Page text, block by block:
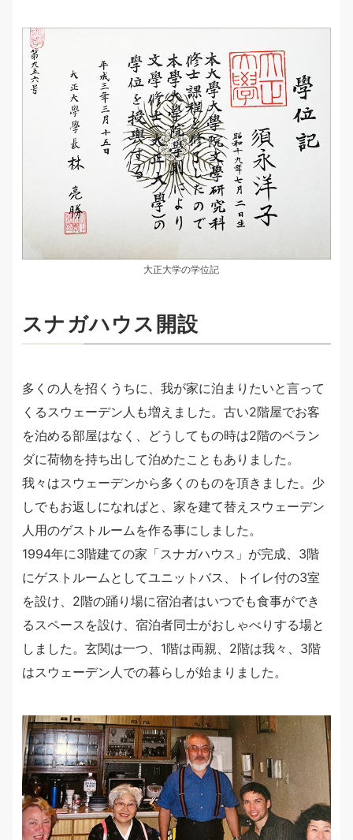
大正大学の学位記
スナガハウス開設
多くの人を招くうちに、我が家に泊まりたいと言って
くるスウェーデン人も増えました。古い2階屋でお客
を泊める部屋はなく、どうしてもの時は2階のベラン
ダに荷物を持ち出して泊めたこともありました。
我々はスウェーデンから多くのものを頂きました。少
しでもお返しになればと、家を建て替えスウェーデン
人用のゲストルームを作る事にしました。
1994年に3階建ての家「スナガハウス」が完成、3階
にゲストルームとしてユニットバス、トイレ付の3室
を設け、2階の踊り場に宿泊者はいつでも食事ができ
るスペースを設け、宿泊者同士がおしゃべりする場と
しました。玄関は一つ、1階は両親、2階は我々、3階
はスウェーデン人での暮らしが始まりました。